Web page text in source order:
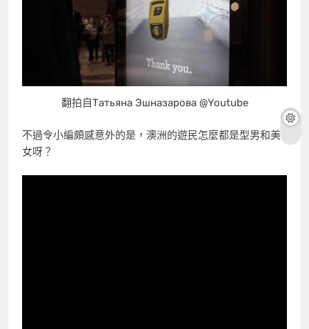
翻拍自Татьяна Эшназарова @Youtube
不過令小編頗感意外的是，澳洲的遊民怎麼都是型男和美
女呀？